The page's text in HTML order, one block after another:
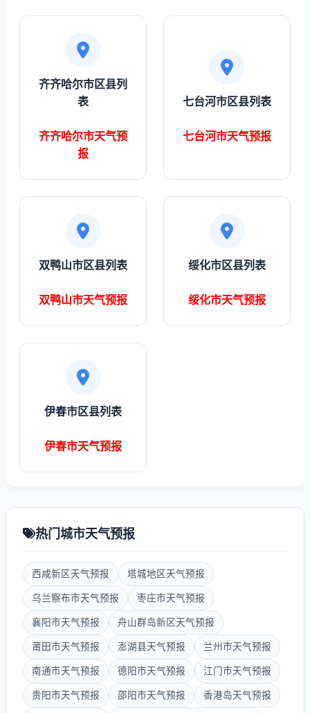
齐齐哈尔市区县列
表
齐齐哈尔市天气预
报
七台河市区县列表
七台河市天气预报
双鸭山市区县列表
双鸭山市天气预报
绥化市区县列表
绥化市天气预报
伊春市区县列表
伊春市天气预报
热门城市天气预报
西咸新区天气预报 塔城地区天气预报
乌兰察布市天气预报 枣庄市天气预报
襄阳市天气预报 舟山群岛新区天气预报
莆田市天气预报 澎湖县天气预报 兰州市天气预报
南通市天气预报 德阳市天气预报 江门市天气预报
贵阳市天气预报 邵阳市天气预报 香港岛天气预报